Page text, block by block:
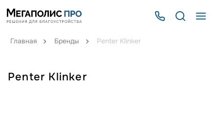
Главная Бренды Penter Klinker
Penter Klinker